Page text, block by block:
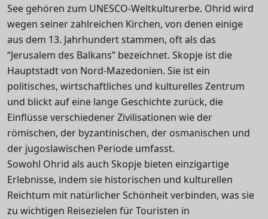
See gehören zum UNESCO-Weltkulturerbe. Ohrid wird
wegen seiner zahlreichen Kirchen, von denen einige
aus dem 13. Jahrhundert stammen, oft als das
“Jerusalem des Balkans” bezeichnet. Skopje ist die
Hauptstadt von Nord-Mazedonien. Sie ist ein
politisches, wirtschaftliches und kulturelles Zentrum
und blickt auf eine lange Geschichte zurück, die
Einflüsse verschiedener Zivilisationen wie der
römischen, der byzantinischen, der osmanischen und
der jugoslawischen Periode umfasst.
Sowohl Ohrid als auch Skopje bieten einzigartige
Erlebnisse, indem sie historischen und kulturellen
Reichtum mit natürlicher Schönheit verbinden, was sie
zu wichtigen Reisezielen für Touristen in